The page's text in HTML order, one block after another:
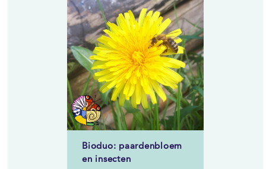
Bioduo: paardenbloem
en insecten